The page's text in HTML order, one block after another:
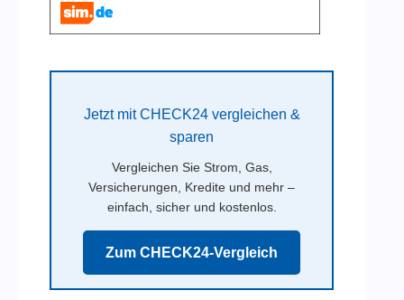
Jetzt mit CHECK24 vergleichen &
sparen
Vergleichen Sie Strom, Gas,
Versicherungen, Kredite und mehr –
einfach, sicher und kostenlos.
Zum CHECK24-Vergleich